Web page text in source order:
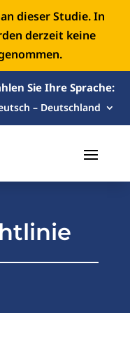
dieser Studie. In
derzeit keine
Sie Ihre Sprache:
– Deutschland